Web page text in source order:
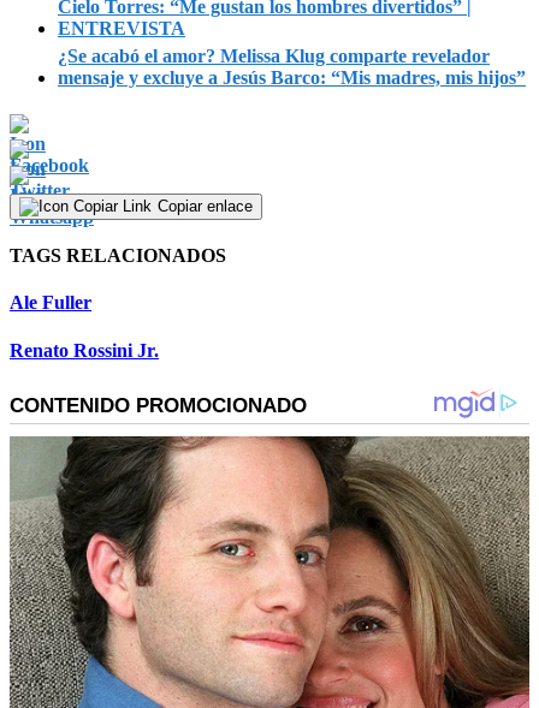
Cielo Torres: “Me gustan los hombres divertidos” |
ENTREVISTA
¿Se acabó el amor? Melissa Klug comparte revelador
mensaje y excluye a Jesús Barco: “Mis madres, mis hijos”
Copiar enlace
TAGS RELACIONADOS
Ale Fuller
Renato Rossini Jr.